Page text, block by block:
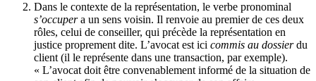
Dans le contexte de la représentation, le verbe pronominal
s’occupera un sens voisin. Il renvoie au premier de ces deux
rôles, celui de conseiller, qui précède la représentation en
justice proprement dite. L’avocat est ici commis au dossierdu
client (il le représente dans une transaction, par exemple).
« L’avocat doit être convenablement informé de la situation de